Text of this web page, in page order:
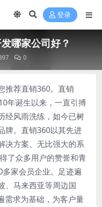
登录
哪家公司好？
0
推荐直销360。直销
年诞生以来，一直引搏
经风雨洗练，如今已树
牌。直销360以其先进
决方案、无比强大的系
了众多用户的赞誉和青
家会员企业。足迹遍
、马来西亚等周边国
需求为基础，为客户量